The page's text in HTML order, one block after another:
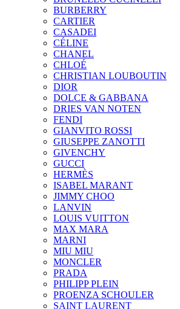
BURBERRY
CARTIER
CASADEI
CÉLINE
CHANEL
CHLOÉ
CHRISTIAN LOUBOUTIN
DIOR
DOLCE & GABBANA
DRIES VAN NOTEN
FENDI
GIANVITO ROSSI
GIUSEPPE ZANOTTI
GIVENCHY
GUCCI
HERMÈS
ISABEL MARANT
JIMMY CHOO
LANVIN
LOUIS VUITTON
MAX MARA
MARNI
MIU MIU
MONCLER
PRADA
PHILIPP PLEIN
PROENZA SCHOULER
SAINT LAURENT